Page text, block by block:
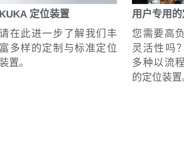
KUKA 定位装置
在此进一步了解我们丰
富多样的定制与标准定位
装置。
用户专用
您需要高
灵活性吗
多种以流
的定位装置